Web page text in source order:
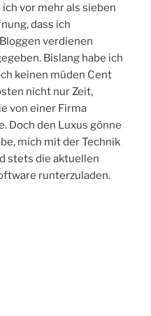
vor mehr als sieben
dass ich
verdienen
Bislang habe ich
keinen müden Cent
nicht nur Zeit,
von einer Firma
Doch den Luxus gönne
mich mit der Technik
stets die aktuellen
runterzuladen.